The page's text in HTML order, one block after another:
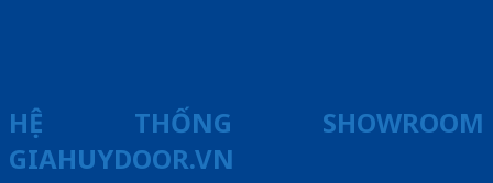
HỆ THỐNG SHOWROOM
GIAHUYDOOR.VN